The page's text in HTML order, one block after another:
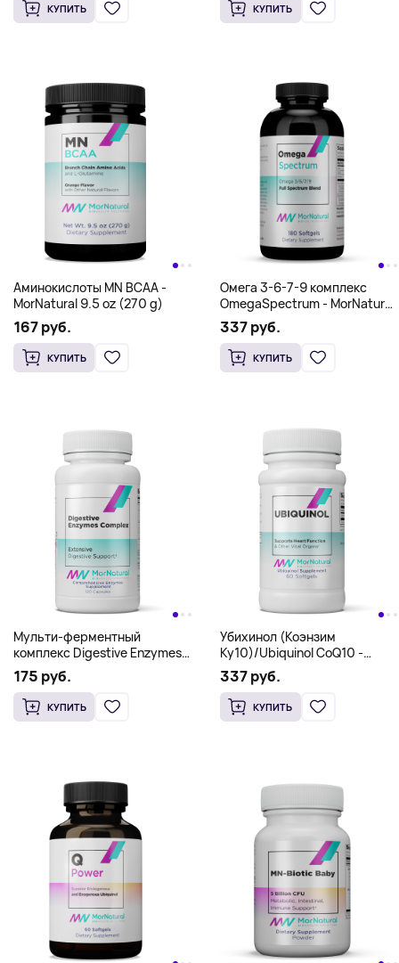
КУПИТЬ КУПИТЬ
Аминокислоты MN BCAA -
MorNatural 9.5 oz (270 g)
167 руб.
КУПИТЬ
Омега 3-6-7-9 комплекс
OmegaSpectrum - MorNatural
180 softgels
337 руб.
КУПИТЬ
Мульти-ферментный
комплекс Digestive Enzymes
175 руб.
КУПИТЬ
Убихинол (Коэнзим
Ку10)/Ubiquinol CoQ10 -
MorNatural 100 mg 60
softgels
337 руб.
КУПИТЬ